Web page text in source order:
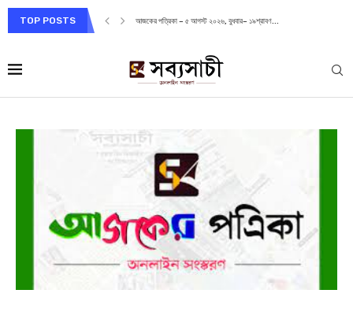
TOP POSTS আজকের পত্রিকা – ৫ আগস্ট ২০২৬, বুধবার– ১৯শ্রাবণ...